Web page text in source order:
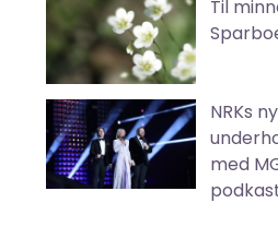
Til
NRKs
med